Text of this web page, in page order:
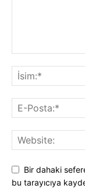
Bir dahaki
bu tarayıcıya